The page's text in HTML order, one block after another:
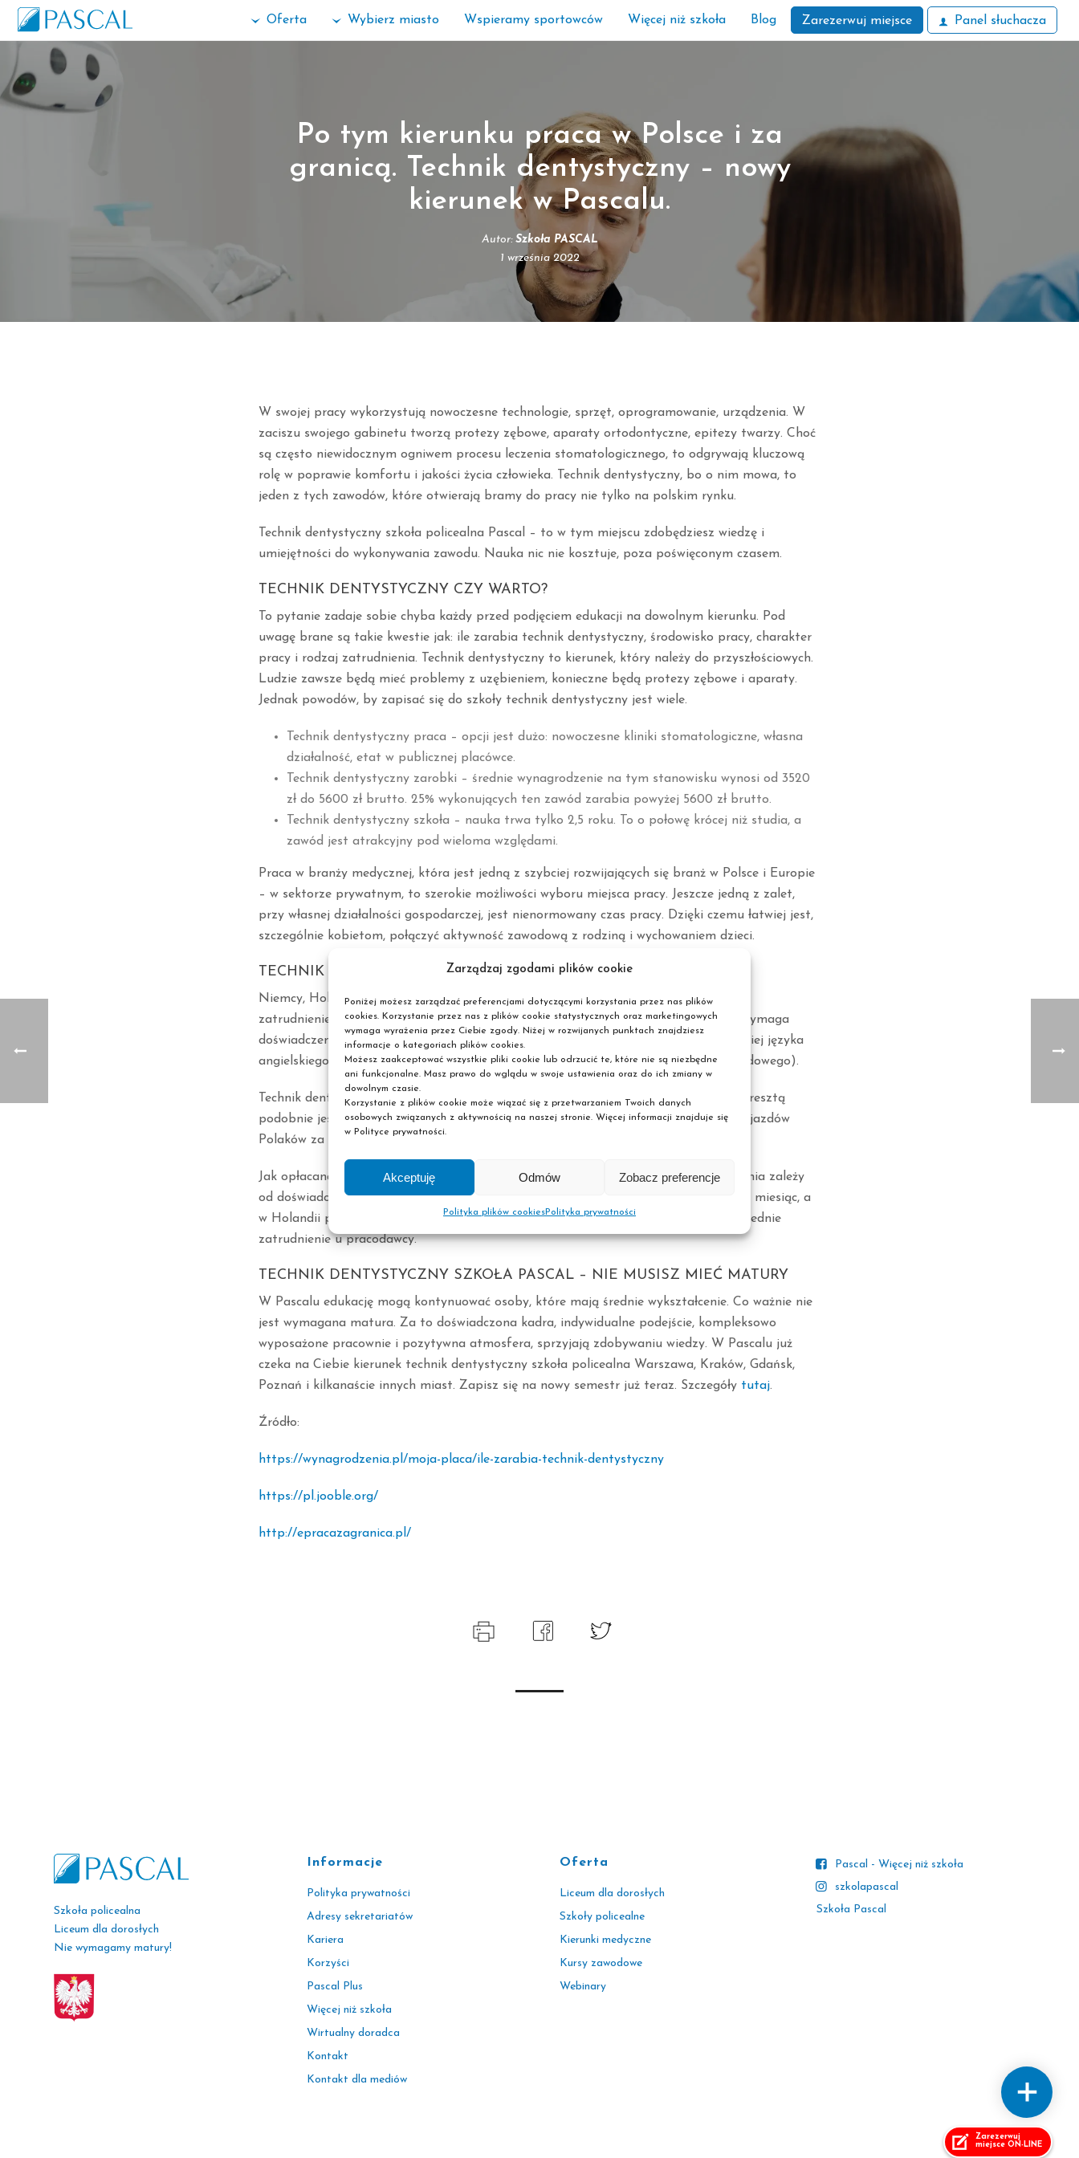
Zarządzaj zgodami plików cookie
Poniżej możesz zarządzać preferencjami dotyczącymi korzystania przez nas plików
cookies. Korzystanie przez nas z plików cookie statystycznych oraz marketingowych
wymaga wyrażenia przez Ciebie zgody. Niżej w rozwijanych punktach znajdziesz
informacje o kategoriach plików cookies.
Możesz zaakceptować wszystkie pliki cookie lub odrzucić te, które nie są niezbędne
ani funkcjonalne. Masz prawo do wglądu w swoje ustawienia oraz do ich zmiany w
dowolnym czasie.
Korzystanie z plików cookie może wiązać się z przetwarzaniem Twoich danych
osobowych związanych z aktywnością na naszej stronie. Więcej informacji znajduje się
w Polityce prywatności.
Akceptuję Odmów Zobacz preferencje
Polityka plików cookiesPolityka prywatności
Zarezerwuj
miejsce ON-LINE
Oferta Wybierz miasto Wspieramy sportowców Więcej niż szkoła Blog Zarezerwuj miejsce Panel słuchacza
Po tym kierunku praca w Polsce i za
granicą. Technik dentystyczny – nowy
kierunek w Pascalu.
Autor: Szkoła PASCAL
1 września 2022
W swojej pracy wykorzystują nowoczesne technologie, sprzęt, oprogramowanie, urządzenia. W
zaciszu swojego gabinetu tworzą protezy zębowe, aparaty ortodontyczne, epitezy twarzy. Choć
są często niewidocznym ogniwem procesu leczenia stomatologicznego, to odgrywają kluczową
rolę w poprawie komfortu i jakości życia człowieka. Technik dentystyczny, bo o nim mowa, to
jeden z tych zawodów, które otwierają bramy do pracy nie tylko na polskim rynku.
Technik dentystyczny szkoła policealna Pascal – to w tym miejscu zdobędziesz wiedzę i
umiejętności do wykonywania zawodu. Nauka nic nie kosztuje, poza poświęconym czasem.
TECHNIK DENTYSTYCZNY CZY WARTO?
To pytanie zadaje sobie chyba każdy przed podjęciem edukacji na dowolnym kierunku. Pod
uwagę brane są takie kwestie jak: ile zarabia technik dentystyczny, środowisko pracy, charakter
pracy i rodzaj zatrudnienia. Technik dentystyczny to kierunek, który należy do przyszłościowych.
Ludzie zawsze będą mieć problemy z uzębieniem, konieczne będą protezy zębowe i aparaty.
Jednak powodów, by zapisać się do szkoły technik dentystyczny jest wiele.
Technik dentystyczny praca – opcji jest dużo: nowoczesne kliniki stomatologiczne, własna
działalność, etat w publicznej placówce.
Technik dentystyczny zarobki – średnie wynagrodzenie na tym stanowisku wynosi od 3520
zł do 5600 zł brutto. 25% wykonujących ten zawód zarabia powyżej 5600 zł brutto.
Technik dentystyczny szkoła – nauka trwa tylko 2,5 roku. To o połowę krócej niż studia, a
zawód jest atrakcyjny pod wieloma względami.
Praca w branży medycznej, która jest jedną z szybciej rozwijających się branż w Polsce i Europie
– w sektorze prywatnym, to szerokie możliwości wyboru miejsca pracy. Jeszcze jedną z zalet,
przy własnej działalności gospodarczej, jest nienormowany czas pracy. Dzięki czemu łatwiej jest,
szczególnie kobietom, połączyć aktywność zawodową z rodziną i wychowaniem dzieci.
TECHNIK DENTYSTYCZNY ZAROBKI ZA GRANICĄ
Niemcy, Holandia, Norwegia i Wielka Brytania – to część krajów, w których znajdują
zatrudnienie osoby z wykształceniem technik dentystyczny. Nie każdy pracodawca wymaga
doświadczenia, za to konieczna jest chęć do pracy i nauki oraz znajomość przynajmniej języka
angielskiego bądź niemieckiego na poziomie komunikatywnym (również języka zawodowego).
Technik dentystyczny zarobki za granicą może mieć kilka razy wyższe niż w Polsce. Zresztą
podobnie jest w innych zawodach medycznych. Jest to jedna z głównych przyczyn wyjazdów
Polaków za granicę.
Jak opłacana jest praca technika dentystycznego za granicą? Wysokość wynagrodzenia zależy
od doświadczenia oraz miejsca pracy. W Niemczech można zarobić ok. 3000 euro na miesiąc, a
w Holandii pomiędzy 2000 a 4000 euro. Plusem w wielu ofertach pracy jest bezpośrednie
zatrudnienie u pracodawcy.
TECHNIK DENTYSTYCZNY SZKOŁA PASCAL – NIE MUSISZ MIEĆ MATURY
W Pascalu edukację mogą kontynuować osoby, które mają średnie wykształcenie. Co ważnie nie
jest wymagana matura. Za to doświadczona kadra, indywidualne podejście, kompleksowo
wyposażone pracownie i pozytywna atmosfera, sprzyjają zdobywaniu wiedzy. W Pascalu już
czeka na Ciebie kierunek technik dentystyczny szkoła policealna Warszawa, Kraków, Gdańsk,
Poznań i kilkanaście innych miast. Zapisz się na nowy semestr już teraz. Szczegóły tutaj.
Źródło:
https://wynagrodzenia.pl/moja-placa/ile-zarabia-technik-dentystyczny
https://pl.jooble.org/
http://epracazagranica.pl/
Szkoła policealna
Liceum dla dorosłych
Nie wymagamy matury!
Informacje
Polityka prywatności
Adresy sekretariatów
Kariera
Korzyści
Pascal Plus
Więcej niż szkoła
Wirtualny doradca
Kontakt
Kontakt dla mediów
Oferta
Liceum dla dorosłych
Szkoły policealne
Kierunki medyczne
Kursy zawodowe
Webinary
Pascal - Więcej niż szkoła
szkolapascal
Szkoła Pascal